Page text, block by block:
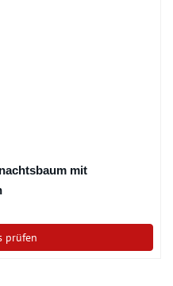
mit
prüfen